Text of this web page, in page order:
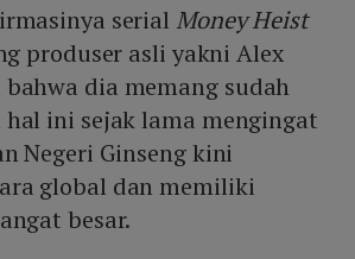
serial Money Heist
produser asli yakni Alex
dia memang sudah
hal ini sejak lama mengingat
Negeri Ginseng kini
global dan memiliki
besar.